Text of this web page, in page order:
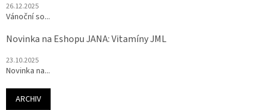
26.12.2025
Vánoční so...
Novinka na Eshopu JANA: Vitamíny JML
23.10.2025
Novinka na...
ARCHIV